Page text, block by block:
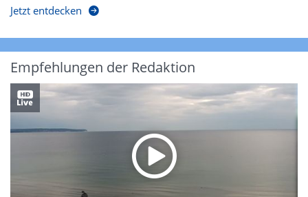
Jetzt entdecken
Empfehlungen der Redaktion